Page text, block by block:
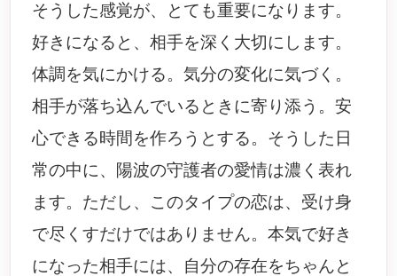
そうした感覚が、とても重要になります。
好きになると、相手を深く大切にします。
体調を気にかける。気分の変化に気づく。
相手が落ち込んでいるときに寄り添う。安
心できる時間を作ろうとする。そうした日
常の中に、陽波の守護者の愛情は濃く表れ
ます。ただし、このタイプの恋は、受け身
で尽くすだけではありません。本気で好き
になった相手には、自分の存在をちゃんと